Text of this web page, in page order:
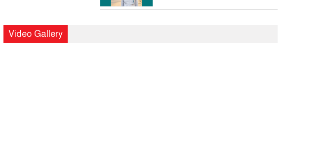
Video Gallery